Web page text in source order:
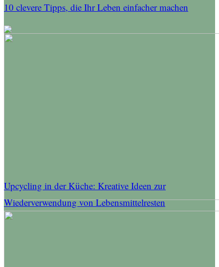
10 clevere Tipps, die Ihr Leben einfacher machen
Upcycling in der Küche: Kreative Ideen zur
Wiederverwendung von Lebensmittelresten